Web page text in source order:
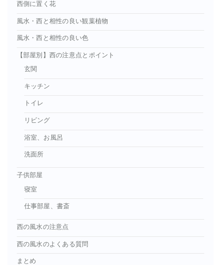
西側に置く花
風水・西と相性の良い観葉植物
風水・西と相性の良い色
【部屋別】西の注意点とポイント
玄関
キッチン
トイレ
リビング
浴室、お風呂
洗面所
子供部屋
寝室
仕事部屋、書斎
西の風水の注意点
西の風水のよくある質問
まとめ